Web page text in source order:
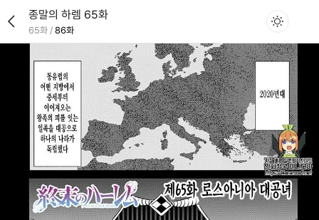
종말의 하렘 65화
65화 / 86화